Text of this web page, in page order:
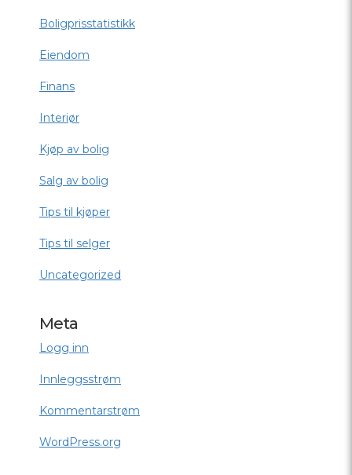
Boligprisstatistikk
Eiendom
Finans
Interiør
Kjøp av bolig
Salg av bolig
Tips til kjøper
Tips til selger
Uncategorized
Meta
Logg inn
Innleggsstrøm
Kommentarstrøm
WordPress.org